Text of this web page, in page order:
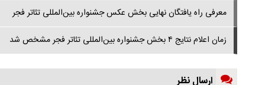
معرفی راه یافتگان نهایی بخش عکس جشنواره بین‌المللی تئاتر فجر
زمان اعلام نتایج ۴ بخش جشنواره بین‌المللی تئاتر فجر مشخص شد
ارسال نظر